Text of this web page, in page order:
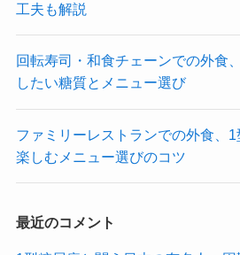
工夫も解説
回転寿司・和食チェーンでの外食
したい糖質とメニュー選び
ファミリーレストランでの外食、
楽しむメニュー選びのコツ
最近のコメント